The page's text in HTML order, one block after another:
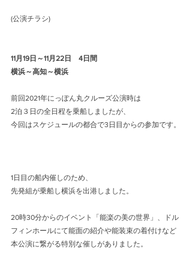
(公演チラシ)
11月19日～11月22日　4日間
横浜～高知～横浜
前回2021年にっぽん丸クルーズ公演時は
2泊３日の全日程を乗船しましたが、
今回はスケジュールの都合で3日目からの参加です。
1日目の船内催しのため、
先発組が乗船し横浜を出港しました。
20時30分からのイベント「能楽の美の世界」、ドル
フィンホールにて能面の紹介や能装束の着付けなど
本公演に繋がる特別な催しがありました。